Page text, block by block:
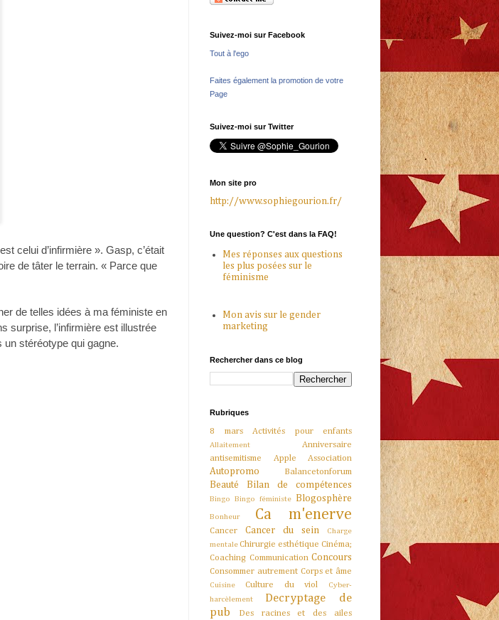
celui d’infirmière ». Gasp, c’était
de tâter le terrain. « Parce que
de telles idées à ma féministe en
surprise, l’infirmière est illustrée
un stéréotype qui gagne.
Suivez-moi sur Facebook
Tout à l'ego
Faites également la promotion de votre
Page
Suivez-moi sur Twitter
Mon site pro
http://www.sophiegourion.fr/
Une question? C'est dans la FAQ!
Mes réponses aux questions
les plus posées sur le
féminisme
Mon avis sur le gender
marketing
Rechercher dans ce blog
Rubriques
8 mars Activités pour enfants
Allaitement
Anniversaire
antisemitisme
Apple Association
Autopromo Balancetonforum
Beauté Bilan de compétences
Bingo Bingo féministe Blogosphère
Bonheur Ca m'enerve
Cancer Cancer du sein
Charge
mentaleChirurgie esthétique Cinéma;
Coaching Communication Concours
Consommer autrement Corps et âme
Cuisine Culture du viol
Cyber-
harcèlement
Decryptage de
pub
Des racines et des ailes